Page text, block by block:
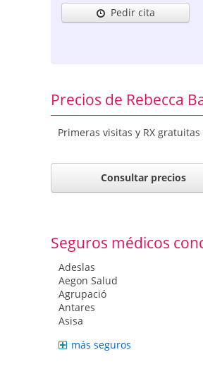
Pedir cita
Precios de Rebecca
Primeras visitas y RX gratuitas
Consultar precios
Seguros médicos
Adeslas
Aegon Salud
Agrupació
Antares
Asisa
más seguros